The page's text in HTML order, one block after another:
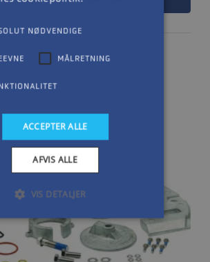
NØDVENDIGE
MÅLRETNING
ACCEPTER ALLE
AFVIS ALLE
VIS DETALJER